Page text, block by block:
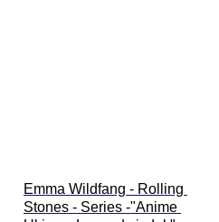
Emma Wildfang - Rolling
Stones - Series -"Anime